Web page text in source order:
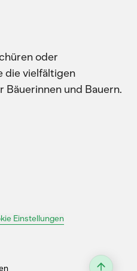
oder
die vielfältigen
und Bauern.
Einstellungen